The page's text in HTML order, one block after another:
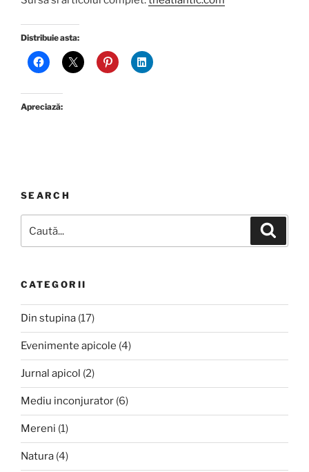
Distribuie asta:
Apreciază:
SEARCH
după:
CATEGORII
Din stupina (17)
Evenimente apicole (4)
Jurnal apicol (2)
Mediu inconjurator (6)
Mereni (1)
Natura (4)